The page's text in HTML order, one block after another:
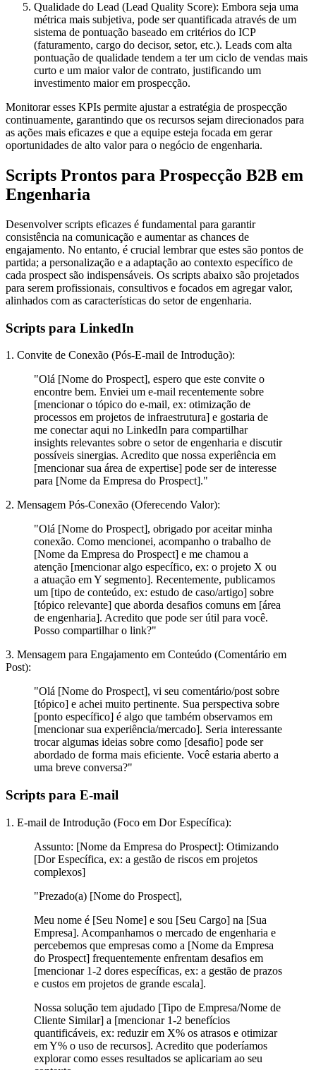
Qualidade do Lead (Lead Quality Score): Embora seja uma
métrica mais subjetiva, pode ser quantificada através de um
sistema de pontuação baseado em critérios do ICP
(faturamento, cargo do decisor, setor, etc.). Leads com alta
pontuação de qualidade tendem a ter um ciclo de vendas mais
curto e um maior valor de contrato, justificando um
investimento maior em prospecção.
Monitorar esses KPIs permite ajustar a estratégia de prospecção
continuamente, garantindo que os recursos sejam direcionados para
as ações mais eficazes e que a equipe esteja focada em gerar
oportunidades de alto valor para o negócio de engenharia.
Scripts Prontos para Prospecção B2B em
Engenharia
Desenvolver scripts eficazes é fundamental para garantir
consistência na comunicação e aumentar as chances de
engajamento. No entanto, é crucial lembrar que estes são pontos de
partida; a personalização e a adaptação ao contexto específico de
cada prospect são indispensáveis. Os scripts abaixo são projetados
para serem profissionais, consultivos e focados em agregar valor,
alinhados com as características do setor de engenharia.
Scripts para LinkedIn
1. Convite de Conexão (Pós-E-mail de Introdução):
"Olá [Nome do Prospect], espero que este convite o
encontre bem. Enviei um e-mail recentemente sobre
[mencionar o tópico do e-mail, ex: otimização de
processos em projetos de infraestrutura] e gostaria de
me conectar aqui no LinkedIn para compartilhar
insights relevantes sobre o setor de engenharia e discutir
possíveis sinergias. Acredito que nossa experiência em
[mencionar sua área de expertise] pode ser de interesse
para [Nome da Empresa do Prospect]."
2. Mensagem Pós-Conexão (Oferecendo Valor):
"Olá [Nome do Prospect], obrigado por aceitar minha
conexão. Como mencionei, acompanho o trabalho de
[Nome da Empresa do Prospect] e me chamou a
atenção [mencionar algo específico, ex: o projeto X ou
a atuação em Y segmento]. Recentemente, publicamos
um [tipo de conteúdo, ex: estudo de caso/artigo] sobre
[tópico relevante] que aborda desafios comuns em [área
de engenharia]. Acredito que pode ser útil para você.
Posso compartilhar o link?"
3. Mensagem para Engajamento em Conteúdo (Comentário em
Post):
"Olá [Nome do Prospect], vi seu comentário/post sobre
[tópico] e achei muito pertinente. Sua perspectiva sobre
[ponto específico] é algo que também observamos em
[mencionar sua experiência/mercado]. Seria interessante
trocar algumas ideias sobre como [desafio] pode ser
abordado de forma mais eficiente. Você estaria aberto a
uma breve conversa?"
Scripts para E-mail
1. E-mail de Introdução (Foco em Dor Específica):
Assunto: [Nome da Empresa do Prospect]: Otimizando
[Dor Específica, ex: a gestão de riscos em projetos
complexos]
"Prezado(a) [Nome do Prospect],
Meu nome é [Seu Nome] e sou [Seu Cargo] na [Sua
Empresa]. Acompanhamos o mercado de engenharia e
percebemos que empresas como a [Nome da Empresa
do Prospect] frequentemente enfrentam desafios em
[mencionar 1-2 dores específicas, ex: a gestão de prazos
e custos em projetos de grande escala].
Nossa solução tem ajudado [Tipo de Empresa/Nome de
Cliente Similar] a [mencionar 1-2 benefícios
quantificáveis, ex: reduzir em X% os atrasos e otimizar
em Y% o uso de recursos]. Acredito que poderíamos
explorar como esses resultados se aplicariam ao seu